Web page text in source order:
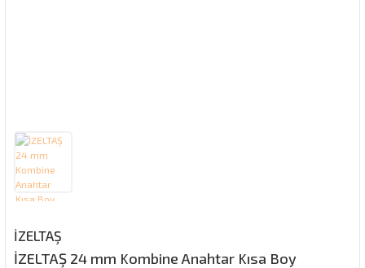
İZELTAŞ
İZELTAŞ 24 mm Kombine Anahtar Kısa Boy